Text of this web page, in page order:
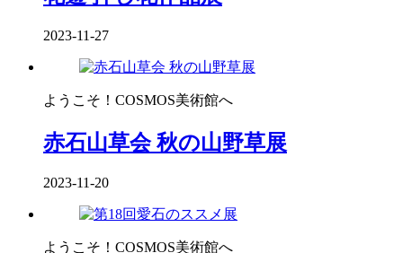
2023-11-27
ようこそ！COSMOS美術館へ
赤石山草会 秋の山野草展
2023-11-20
ようこそ！COSMOS美術館へ